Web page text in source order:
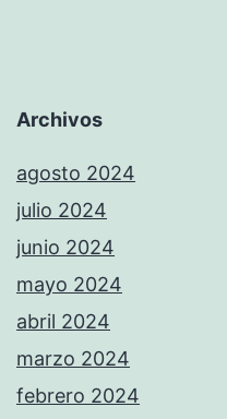
Archivos
agosto 2024
julio 2024
junio 2024
mayo 2024
abril 2024
marzo 2024
febrero 2024